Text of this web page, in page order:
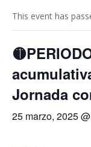
This event has
Jornada
25 marzo, 2025